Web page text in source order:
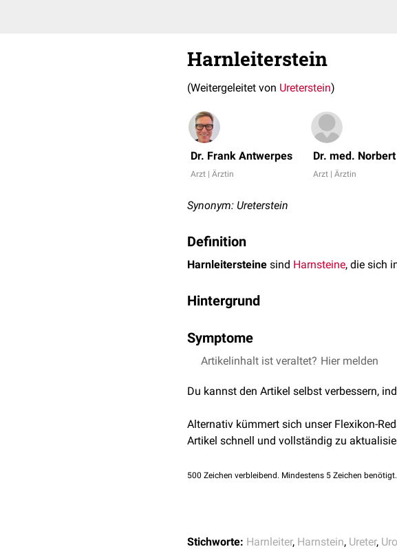
Harnleiterstein
(Weitergeleitet von Ureterstein)
Dr. Frank Antwerpes
Arzt | Ärztin
Dr. med.
Arzt | Ärztin
Synonym: Ureterstein
Definition
Harnleitersteine sind Harnsteine, die sich
Hintergrund
Obere Ureterenge: Übergang vom
Mittlere Ureterenge: Überkreuzung der
Symptome
Harnleitersteine machen sich durch
Artikelinhalt ist veraltet? Hier melden
Du kannst den Artikel selbst verbessern,
Alternativ kümmert sich unser Flexikon-
Artikel schnell und vollständig zu
500 Zeichen verbleibend. Mindestens 5 Zeichen benötigt.
Stichworte: Harnleiter, Harnstein, Ureter,